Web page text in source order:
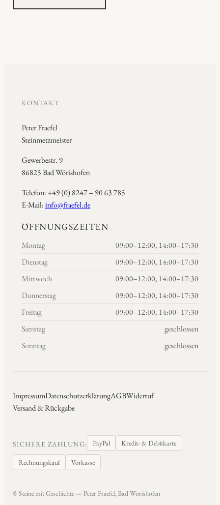
KONTAKT
Peter Fraefel
Steinmetzmeister
Gewerbestr. 9
86825 Bad Wörishofen
Telefon: +49 (0) 8247 – 90 63 785
E-Mail:info@fraefel.de
ÖFFNUNGSZEITEN
Montag
09:00–12:00, 14:00–17:30
Dienstag
09:00–12:00, 14:00–17:30
Mittwoch
09:00–12:00, 14:00–17:30
Donnerstag
09:00–12:00, 14:00–17:30
Freitag
09:00–12:00, 14:00–17:30
Samstag
geschlossen
Sonntag
geschlossen
ImpressumDatenschutzerklärungAGBWiderruf
Versand & Rückgabe
SICHERE ZAHLUNG: PayPal Kredit- & Debitkarte
Rechnungskauf Vorkasse
© Steine mit Geschichte — Peter Fraefel, Bad Wörishofen